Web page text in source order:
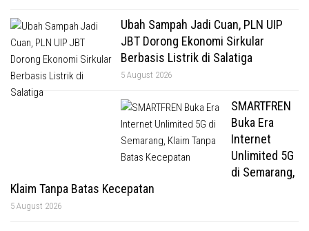
Ubah Sampah Jadi Cuan, PLN UIP
JBT Dorong Ekonomi Sirkular
Berbasis Listrik di Salatiga
5 August 2026
SMARTFREN
Buka Era
Internet
Unlimited 5G
di Semarang,
Klaim Tanpa Batas Kecepatan
5 August 2026